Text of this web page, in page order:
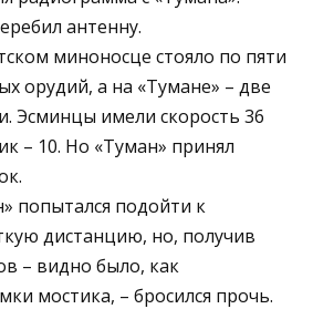
антенну.
миноносце стояло по пяти
орудий, а на «Тумане» – две
Эсминцы имели скорость 36
– 10. Но «Туман» принял
попытался подойти к
дистанцию, но, получив
– видно было, как
мостика, – бросился прочь.